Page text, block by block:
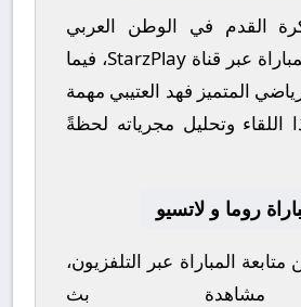
القدم في الوطن العربي
عبر قناة StarzPlay، فيما
المتميز فهد العتيبي مهمة
اللقاء وتحليل مجرياته لحظةً
روما و لاتسيو
المباراة عبر التلفزيون،
مشاهدة بث